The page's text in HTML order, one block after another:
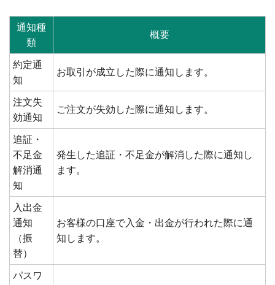
通知種
類
概要
約定通
知
お取引が成立した際に通知します。
注文失
効通知
ご注文が失効した際に通知します。
追証・
不足金
解消通
知
発生した追証・不足金が解消した際に通知し
ます。
入出金
通知
（振
替）
お客様の口座で入金・出金が行われた際に通
知します。
パスワ